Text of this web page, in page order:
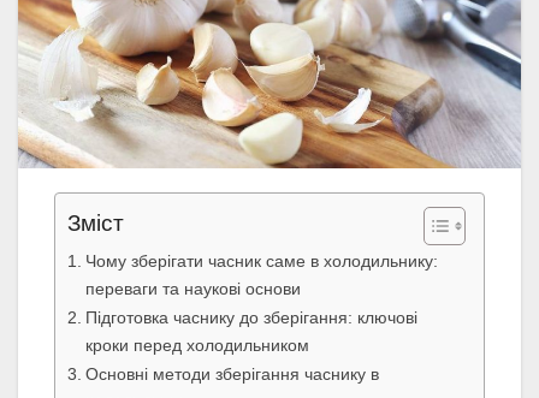
Зміст
Чому зберігати часник саме в холодильнику:
переваги та наукові основи
Підготовка часнику до зберігання: ключові
кроки перед холодильником
Основні методи зберігання часнику в